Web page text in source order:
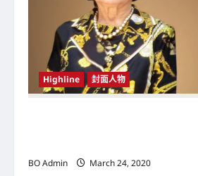
Highline 封面人物
BO Admin
March 24, 2020